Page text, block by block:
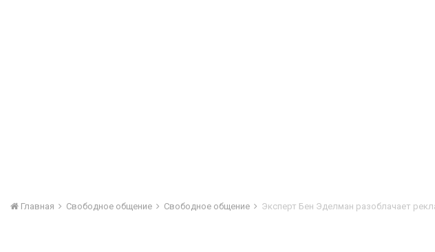
Главная Свободное общение Свободное общение Эксперт Бен Эделман разоблачает